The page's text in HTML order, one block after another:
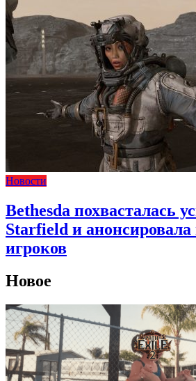
Новости
Bethesda похвасталась
Starfield и анонсировала
игроков
Новое